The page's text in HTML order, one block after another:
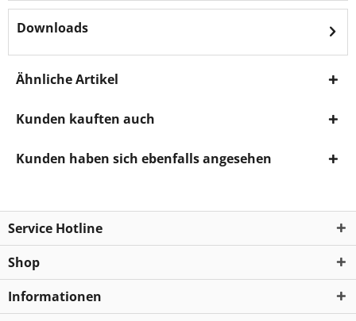
Downloads
Ähnliche Artikel
Kunden kauften auch
Kunden haben sich ebenfalls angesehen
Service Hotline
Shop
Informationen